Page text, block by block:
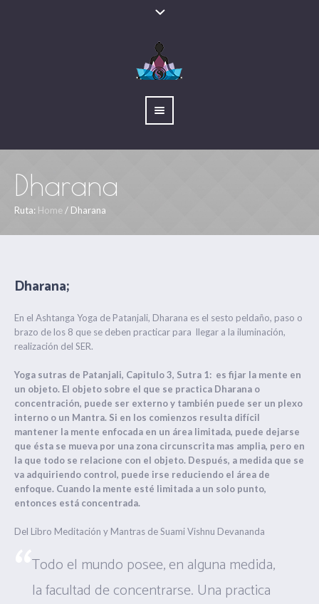
Dharana
Ruta: Home / Dharana
Dharana;
En el Ashtanga Yoga de Patanjali, Dharana es el sesto peldaño, paso o
brazo de los 8 que se deben practicar para llegar a la iluminación,
realización del SER.
Yoga sutras de Patanjali, Capitulo 3, Sutra 1: es fijar la mente en
un objeto. El objeto sobre el que se practica Dharana o
concentración, puede ser externo y también puede ser un plexo
interno o un Mantra. Si en los comienzos resulta difícil
mantener la mente enfocada en un área limitada, puede dejarse
que ésta se mueva por una zona circunscrita mas amplia, pero en
la que todo se relacione con el objeto. Después, a medida que se
va adquiriendo control, puede irse reduciendo el área de
enfoque. Cuando la mente esté limitada a un solo punto,
entonces está concentrada.
Del Libro Meditación y Mantras de Suami Vishnu Devananda
Todo el mundo posee, en alguna medida,
la facultad de concentrarse. Una practica